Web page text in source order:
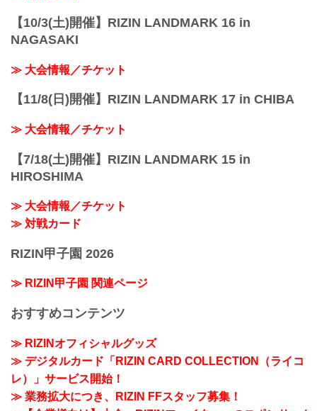
【10/3(土)開催】RIZIN LANDMARK 16 in
NAGASAKI
≫ 大会情報／チケット
【11/8(日)開催】RIZIN LANDMARK 17 in CHIBA
≫ 大会情報／チケット
【7/18(土)開催】RIZIN LANDMARK 15 in
HIROSHIMA
≫ 大会情報／チケット
≫ 対戦カード
RIZIN甲子園 2026
≫ RIZIN甲子園 関連ページ
おすすめコンテンツ
≫ RIZINオフィシャルグッズ
≫ デジタルカード「RIZIN CARD COLLECTION（ライコ
レ）」サービス開始！
≫ 業務拡大につき、RIZIN FFスタッフ募集！